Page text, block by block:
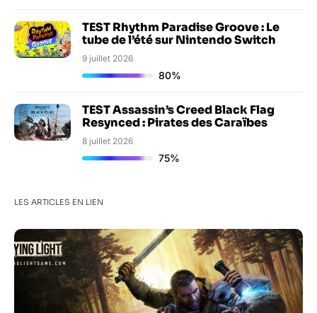
TEST Rhythm Paradise Groove : Le
tube de l’été sur Nintendo Switch
9 juillet 2026
80%
TEST Assassin’s Creed Black Flag
Resynced : Pirates des Caraïbes
8 juillet 2026
75%
LES ARTICLES EN LIEN